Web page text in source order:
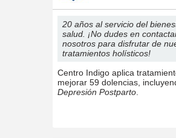
20 años al servicio del
salud. ¡No dudes en
nosotros para disfrutar de
tratamientos holísticos!
Centro Indigo aplica
mejorar 59 dolencias,
Depresión Postparto.